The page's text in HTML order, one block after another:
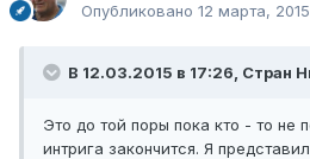
Опубликовано 12 марта, 2015
В 12.03.2015 в 17:26, Стран
Это до той поры пока кто - то не
интрига закончится. Я